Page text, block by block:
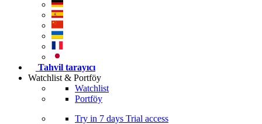
Tahvil tarayıcı
Watchlist & Portföy
Watchlist
Portföy
Try in 7 days Trial access